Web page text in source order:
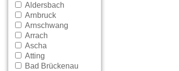
Aldersbach
Arnbruck
Arnschwang
Arrach
Ascha
Atting
Bad Brückenau